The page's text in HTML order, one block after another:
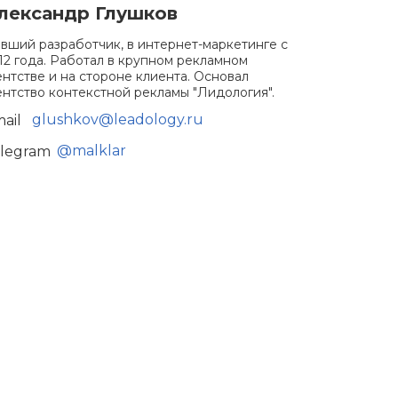
Глушков
разработчик, в интернет-маркетинге с
года. Работал в крупном рекламном
и на стороне клиента. Основал
контекстной рекламы "Лидология".
glushkov@leadology.ru
@malklar